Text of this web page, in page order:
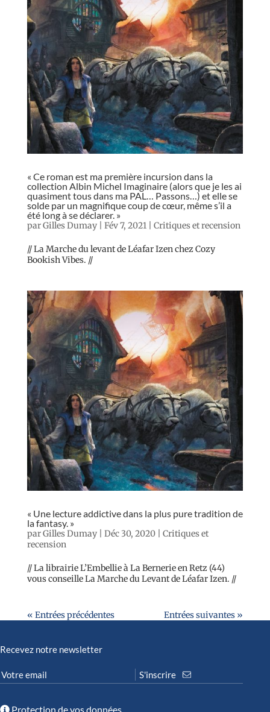
« Ce roman est ma première incursion dans la
collection Albin Michel Imaginaire (alors que je les ai
quasiment tous dans ma PAL… Passons…) et elle se
solde par un magnifique coup de cœur, même s’il a
été long à se déclarer. »
parGilles Dumay| Fév 7, 2021| Critiques et recension
// La Marche du levant de Léafar Izen chez Cozy
Bookish Vibes. //
« Une lecture addictive dans la plus pure tradition de
la fantasy. »
parGilles Dumay| Déc 30, 2020| Critiques et
recension
// La librairie L’Embellie à La Bernerie en Retz (44)
vous conseille La Marche du Levant de Léafar Izen. //
« Entrées précédentes Entrées suivantes »
Recevez notre newsletter
Protection de vos données